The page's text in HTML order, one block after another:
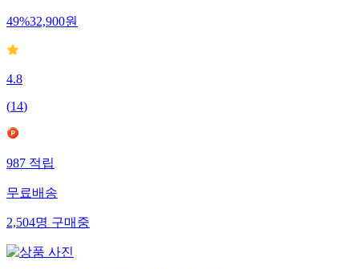
49%32,900원
4.8
(14)
987 적립
무료배송
2,504명 구매중